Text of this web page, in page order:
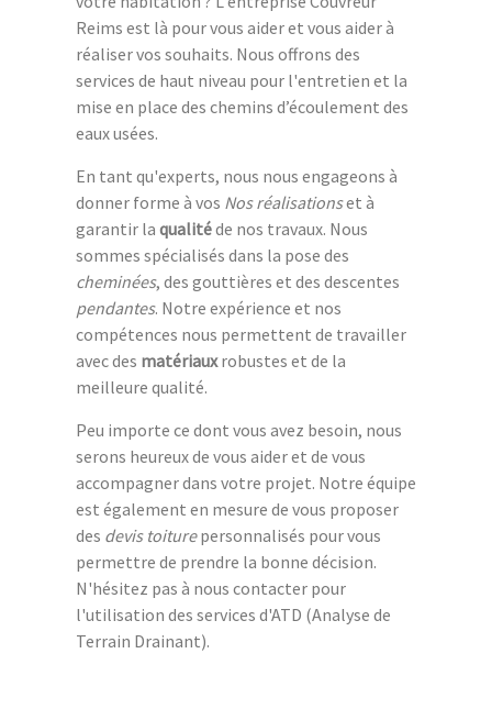
Reims est là pour vous aider et vous aider à
réaliser vos souhaits. Nous offrons des
services de haut niveau pour l'entretien et la
mise en place des chemins d’écoulement des
eaux usées.
En tant qu'experts, nous nous engageons à
donner forme à vos Nos réalisationset à
garantir la qualitéde nos travaux. Nous
sommes spécialisés dans la pose des
cheminées, des gouttières et des descentes
pendantes. Notre expérience et nos
compétences nous permettent de travailler
avec des matériauxrobustes et de la
meilleure qualité.
Peu importe ce dont vous avez besoin, nous
serons heureux de vous aider et de vous
accompagner dans votre projet. Notre équipe
est également en mesure de vous proposer
des devis toiturepersonnalisés pour vous
permettre de prendre la bonne décision.
N'hésitez pas à nous contacter pour
l'utilisation des services d'ATD (Analyse de
Terrain Drainant).